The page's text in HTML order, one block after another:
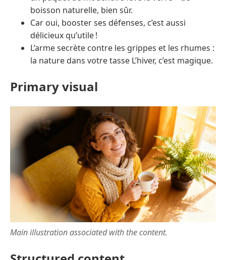
boisson naturelle, bien sûr.
Car oui, booster ses défenses, c’est aussi
délicieux qu’utile !
L’arme secrète contre les grippes et les rhumes :
la nature dans votre tasse L’hiver, c’est magique.
Primary visual
Main illustration associated with the content.